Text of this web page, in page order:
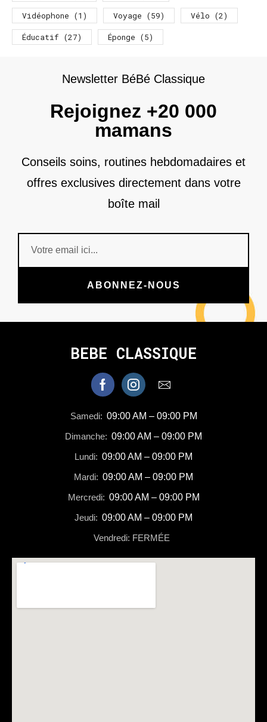
Vidéophone (1) Voyage (59) Vélo (2)
Éducatif (27) Éponge (5)
Newsletter BéBé Classique
Rejoignez +20 000
mamans
Conseils soins, routines hebdomadaires et
offres exclusives directement dans votre
boîte mail
ABONNEZ-NOUS
BEBE CLASSIQUE
Samedi: 09:00 AM – 09:00 PM
Dimanche: 09:00 AM – 09:00 PM
Lundi: 09:00 AM – 09:00 PM
Mardi: 09:00 AM – 09:00 PM
Mercredi: 09:00 AM – 09:00 PM
Jeudi: 09:00 AM – 09:00 PM
Vendredi: FERMÉE